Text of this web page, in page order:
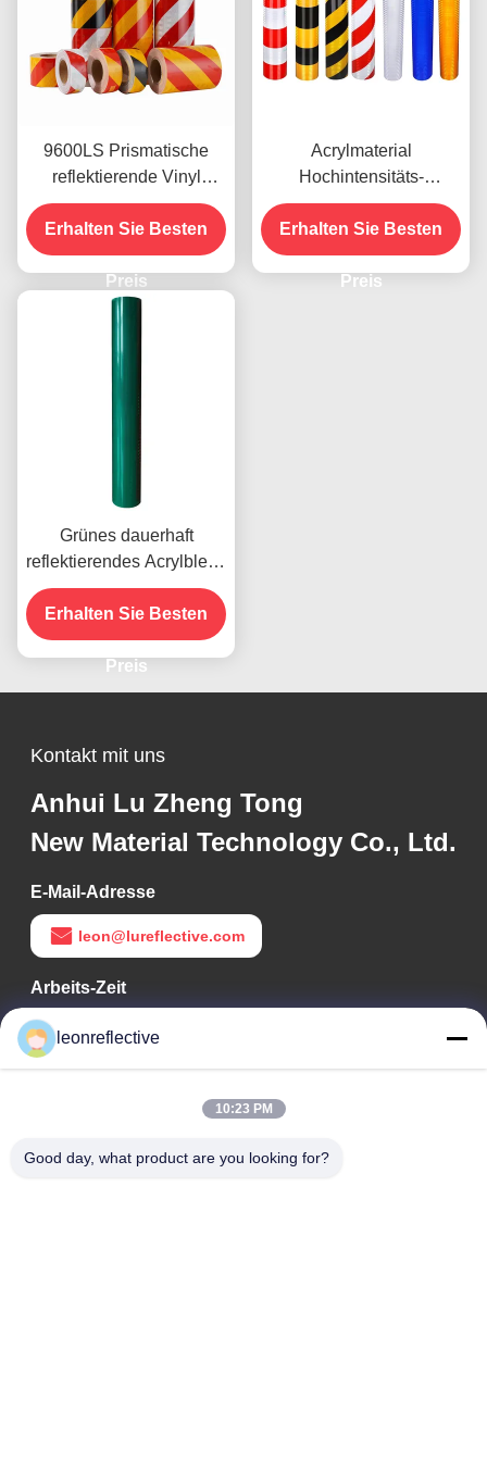
9600LS Prismatische
reflektierende Vinyl
Rollen Film hohe
Intensität
Erhalten Sie Besten
Preis
Acrylmaterial
Hochintensitäts-
Reflexionsfilm 9300s für
Aufkleber für Fahrzeuge
Erhalten Sie Besten
Preis
Grünes dauerhaft
reflektierendes Acrylblech
Vinyl für die
Straßenverkehrssicherhei
t
Erhalten Sie Besten
Preis
Kontakt mit uns
Anhui Lu Zheng Tong
New Material Technology Co., Ltd.
E-Mail-Adresse
leon@lureflective.com
Arbeits-Zeit
9:00-18:00
Unsere Adresse
Adresse des Unternehmens
Technologiepark Huayi, Hightech-Zone, Hefei, Anhui, China
leonreflective
10:23 PM
Good day, what product are you looking for?